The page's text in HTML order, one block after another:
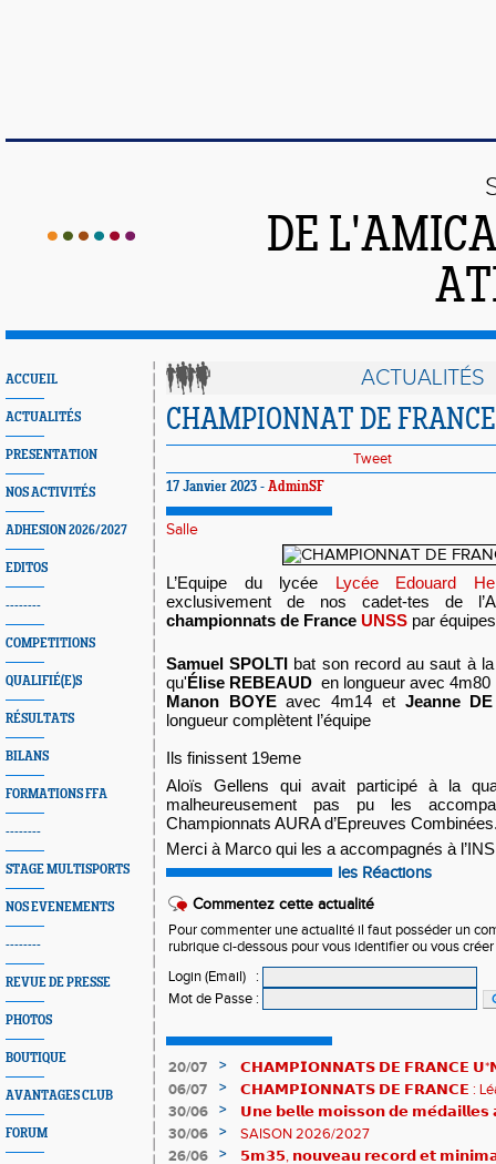
DE
ACCUEIL
ACTUALITÉS
PRESENTATION
NOS ACTIVITÉS
ADHESION 2026/2027
EDITOS
--------
COMPETITIONS
QUALIFIÉ(E)S
RÉSULTATS
BILANS
FORMATIONS FFA
--------
STAGE MULTISPORTS
NOS EVENEMENTS
--------
REVUE DE PRESSE
PHOTOS
BOUTIQUE
AVANTAGES CLUB
FORUM
ACTUALITÉS
CHAMPIONNAT DE
Tweet
17 Janvier 2023 - AdminSF
Salle
L’Equipe du lycée Lycée Edouard
exclusivement de nos cadet-tes de
championnats de France UNSS par
Samuel SPOLTI bat son record au saut à
qu'Élise REBEAUD
en longueur avec 4m80
Manon BOYE avec 4m14 et Jeanne
longueur complètent l’équipe
Ils finissent 19eme
Aloïs Gellens qui avait participé à la
malheureusement pas pu les
Championnats AURA d’Epreuves
Merci à Marco qui les a accompagnés à
les Réactions
Commentez cette actualité
Pour commenter une actualité il faut posséder un
rubrique ci-dessous pour vous identifier ou vous
Login (Email)
:
Mot de Passe :
20/07 >
𝗖𝗛𝗔𝗠𝗣𝗜𝗢𝗡𝗡𝗔𝗧𝗦 𝗗𝗘 𝗙𝗥𝗔𝗡𝗖𝗘
𝗵𝗶𝘀𝘁𝗼𝗿𝗶𝗾𝘂𝗲𝘀 !
06/07 >
𝗖𝗛𝗔𝗠𝗣𝗜𝗢𝗡𝗡𝗔𝗧𝗦 𝗗𝗘 𝗙𝗥𝗔𝗡𝗖𝗘 : Léane
83è !
30/06 >
𝗨𝗻𝗲 𝗯𝗲𝗹𝗹𝗲 𝗺𝗼𝗶𝘀𝘀𝗼𝗻 𝗱𝗲
𝗔𝗨𝗥𝗔 !
30/06 >
SAISON 2026/2027
26/06
>
𝟱𝗺𝟯𝟱, 𝗻𝗼𝘂𝘃𝗲𝗮𝘂 𝗿𝗲𝗰𝗼𝗿𝗱 𝗲𝘁